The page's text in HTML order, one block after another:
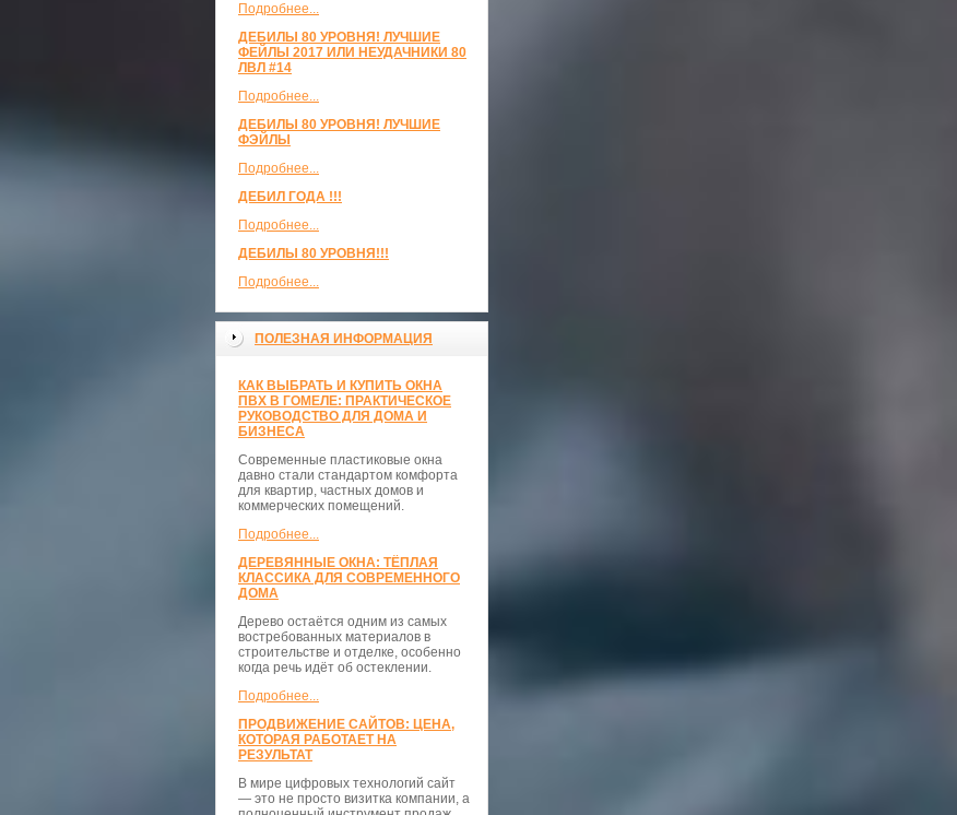
Подробнее...
ДЕБИЛЫ 80 УРОВНЯ! ЛУЧШИЕ
ФЕЙЛЫ 2017 ИЛИ НЕУДАЧНИКИ 80
ЛВЛ #14
Подробнее...
ДЕБИЛЫ 80 УРОВНЯ! ЛУЧШИЕ
ФЭЙЛЫ
Подробнее...
ДЕБИЛ ГОДА !!!
Подробнее...
ДЕБИЛЫ 80 УРОВНЯ!!!
Подробнее...
ПОЛЕЗНАЯ ИНФОРМАЦИЯ
КАК ВЫБРАТЬ И КУПИТЬ ОКНА
ПВХ В ГОМЕЛЕ: ПРАКТИЧЕСКОЕ
РУКОВОДСТВО ДЛЯ ДОМА И
БИЗНЕСА
Современные пластиковые окна
давно стали стандартом комфорта
для квартир, частных домов и
коммерческих помещений.
Подробнее...
ДЕРЕВЯННЫЕ ОКНА: ТЁПЛАЯ
КЛАССИКА ДЛЯ СОВРЕМЕННОГО
ДОМА
Дерево остаётся одним из самых
востребованных материалов в
строительстве и отделке, особенно
когда речь идёт об остеклении.
Подробнее...
ПРОДВИЖЕНИЕ САЙТОВ: ЦЕНА,
КОТОРАЯ РАБОТАЕТ НА
РЕЗУЛЬТАТ
В мире цифровых технологий сайт
— это не просто визитка компании, а